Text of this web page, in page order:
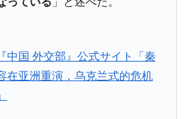
毛馬」とは？
ら？ 競馬GI競走で勝利騎手がもら
の意外すぎるモチーフとは？
崩壊、鳴かず飛ばずに終わりそう
『中国 外交部』公式サイト「秦
在亚洲重演，乌克兰式的危机